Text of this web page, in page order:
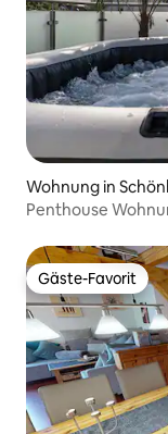
Wohnung in
Penthouse
Gäste-Favorit
Gäste-Favorit